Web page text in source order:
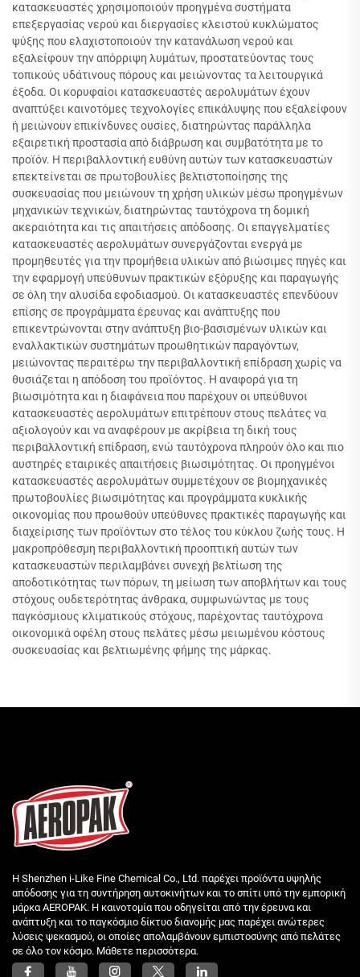
κατασκευαστές χρησιμοποιούν προηγμένα συστήματα
επεξεργασίας νερού και διεργασίες κλειστού κυκλώματος
ψύξης που ελαχιστοποιούν την κατανάλωση νερού και
εξαλείφουν την απόρριψη λυμάτων, προστατεύοντας τους
τοπικούς υδάτινους πόρους και μειώνοντας τα λειτουργικά
έξοδα. Οι κορυφαίοι κατασκευαστές αερολυμάτων έχουν
αναπτύξει καινοτόμες τεχνολογίες επικάλυψης που εξαλείφουν
ή μειώνουν επικίνδυνες ουσίες, διατηρώντας παράλληλα
εξαιρετική προστασία από διάβρωση και συμβατότητα με το
προϊόν. Η περιβαλλοντική ευθύνη αυτών των κατασκευαστών
επεκτείνεται σε πρωτοβουλίες βελτιστοποίησης της
συσκευασίας που μειώνουν τη χρήση υλικών μέσω προηγμένων
μηχανικών τεχνικών, διατηρώντας ταυτόχρονα τη δομική
ακεραιότητα και τις απαιτήσεις απόδοσης. Οι επαγγελματίες
κατασκευαστές αερολυμάτων συνεργάζονται ενεργά με
προμηθευτές για την προμήθεια υλικών από βιώσιμες πηγές και
την εφαρμογή υπεύθυνων πρακτικών εξόρυξης και παραγωγής
σε όλη την αλυσίδα εφοδιασμού. Οι κατασκευαστές επενδύουν
επίσης σε προγράμματα έρευνας και ανάπτυξης που
επικεντρώνονται στην ανάπτυξη βιο-βασισμένων υλικών και
εναλλακτικών συστημάτων προωθητικών παραγόντων,
μειώνοντας περαιτέρω την περιβαλλοντική επίδραση χωρίς να
θυσιάζεται η απόδοση του προϊόντος. Η αναφορά για τη
βιωσιμότητα και η διαφάνεια που παρέχουν οι υπεύθυνοι
κατασκευαστές αερολυμάτων επιτρέπουν στους πελάτες να
αξιολογούν και να αναφέρουν με ακρίβεια τη δική τους
περιβαλλοντική επίδραση, ενώ ταυτόχρονα πληρούν όλο και πιο
αυστηρές εταιρικές απαιτήσεις βιωσιμότητας. Οι προηγμένοι
κατασκευαστές αερολυμάτων συμμετέχουν σε βιομηχανικές
πρωτοβουλίες βιωσιμότητας και προγράμματα κυκλικής
οικονομίας που προωθούν υπεύθυνες πρακτικές παραγωγής και
διαχείρισης των προϊόντων στο τέλος του κύκλου ζωής τους. Η
μακροπρόθεσμη περιβαλλοντική προοπτική αυτών των
κατασκευαστών περιλαμβάνει συνεχή βελτίωση της
αποδοτικότητας των πόρων, τη μείωση των αποβλήτων και τους
στόχους ουδετερότητας άνθρακα, συμφωνώντας με τους
παγκόσμιους κλιματικούς στόχους, παρέχοντας ταυτόχρονα
οικονομικά οφέλη στους πελάτες μέσω μειωμένου κόστους
συσκευασίας και βελτιωμένης φήμης της μάρκας.
Η Shenzhen i-Like Fine Chemical Co., Ltd. παρέχει προϊόντα υψηλής
απόδοσης για τη συντήρηση αυτοκινήτων και το σπίτι υπό την εμπορική
μάρκα AEROPAK. Η καινοτομία που οδηγείται από την έρευνα και
ανάπτυξη και το παγκόσμιο δίκτυο διανομής μας παρέχει ανώτερες
λύσεις ψεκασμού, οι οποίες απολαμβάνουν εμπιστοσύνης από πελάτες
σε όλο τον κόσμο. Μάθετε περισσότερα.